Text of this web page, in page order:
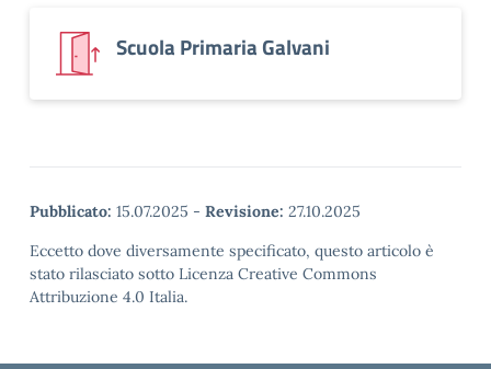
Scuola Primaria Galvani
Pubblicato: 15.07.2025 - Revisione: 27.10.2025
Eccetto dove diversamente specificato, questo articolo è
stato rilasciato sotto Licenza Creative Commons
Attribuzione 4.0 Italia.